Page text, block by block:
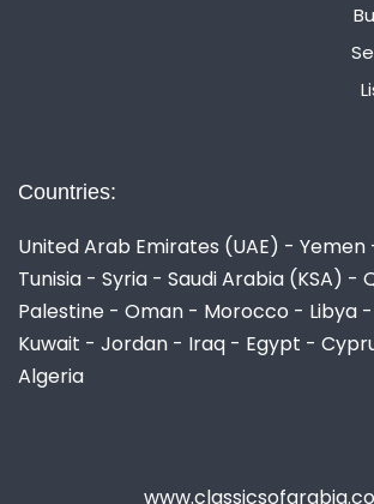
Countries:
United Arab Emirates (UAE) -
Tunisia - Syria - Saudi Arabia (KSA) -
Palestine - Oman - Morocco - Libya
Kuwait - Jordan - Iraq - Egypt -
Algeria